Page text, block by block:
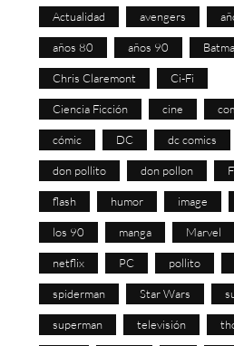
Actualidad avengers
años 80 años 90
Chris Claremont Ci-Fi
Ciencia Ficción cine
cómic DC dc comics
don pollito don pollon
flash humor image
los 90 manga Marvel
netflix PC pollito
spiderman Star Wars
superman televisión